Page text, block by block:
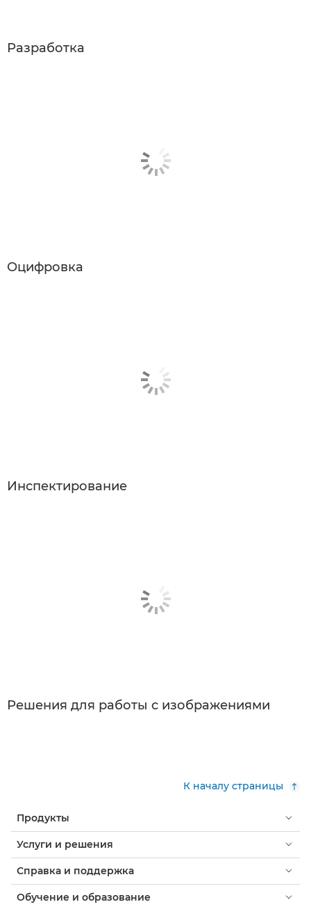
Разработка
Оцифровка
Инспектирование
Решения для работы с изображениями
К началу страницы
Продукты
Услуги и решения
Справка и поддержка
Обучение и образование